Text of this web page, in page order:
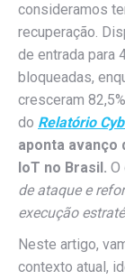
consideramos
recuperação.
de entrada para
bloqueadas,
cresceram
do Relatório
aponta avanço
IoT no Brasil. O
de ataque e
execução
Neste artigo,
contexto atual,